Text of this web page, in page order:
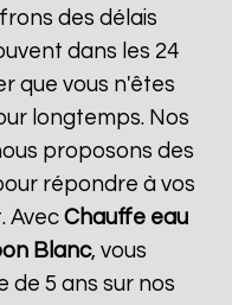
des délais
dans les 24
que vous n'êtes
longtemps. Nos
proposons des
répondre à vos
AvecChauffe eau
Blanc, vous
de 5 ans sur nos